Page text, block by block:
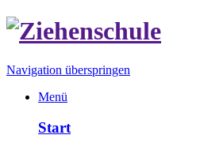
Navigation überspringen
Menü
Start